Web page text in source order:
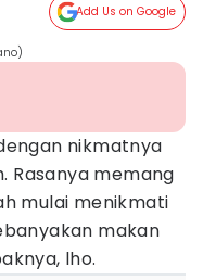
Add Us on Google
nikmatnya
Rasanya memang
mulai menikmati
makan
lho.